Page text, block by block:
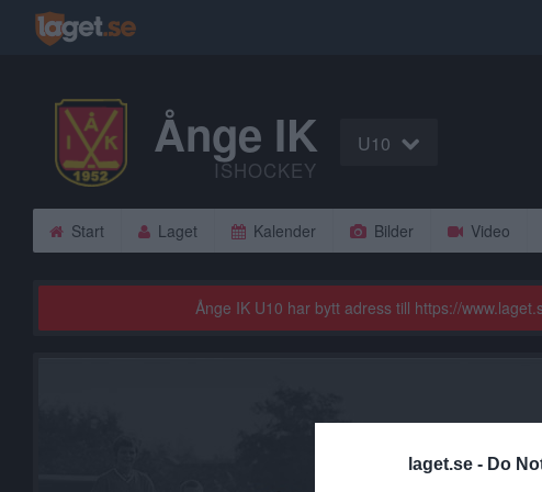
laget.se - Do
Ånge IK
ISHOCKEY
U10
Start Laget Kalender Bilder Video
Ånge IK U10 har bytt adress till https://